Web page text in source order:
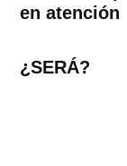
en atención
¿SERÁ?